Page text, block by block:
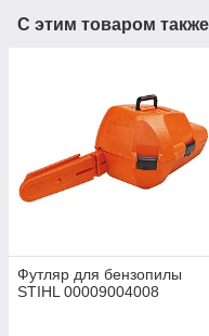
С этим товаром
Футляр для бензопилы
STIHL 00009004008